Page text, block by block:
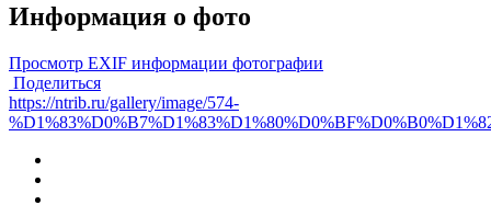
Информация о фото
Просмотр EXIF информации фотографии
Поделиться
https://ntrib.ru/gallery/image/574-